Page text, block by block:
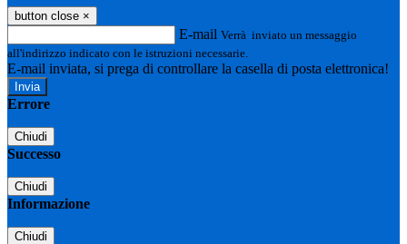
button close ×
E-mail Verrà inviato un messaggio
all'indirizzo indicato con le istruzioni necessarie.
E-mail inviata, si prega di controllare la casella di posta elettronica!
Errore
Chiudi
Successo
Chiudi
Informazione
Chiudi